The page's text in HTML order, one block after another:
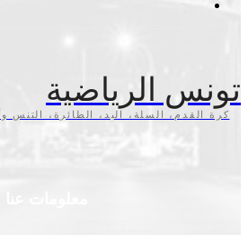
الرياضية
السلة، اليد، الطائرة، التنس وأكثر — آخر